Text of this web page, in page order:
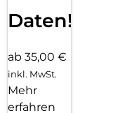
Daten!
ab 35,00 €
inkl. MwSt.
Mehr
erfahren